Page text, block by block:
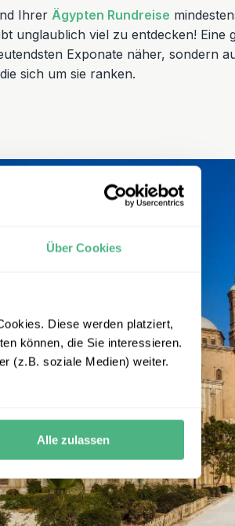
Über Cookies
Diese werden platziert,
können, die Sie interessieren.
(z.B. soziale Medien) weiter.
Alle zulassen
Ihrer Ägypten Rundreise
unglaublich viel zu entdecken! Eine
Exponate näher, sondern
sich um sie ranken.